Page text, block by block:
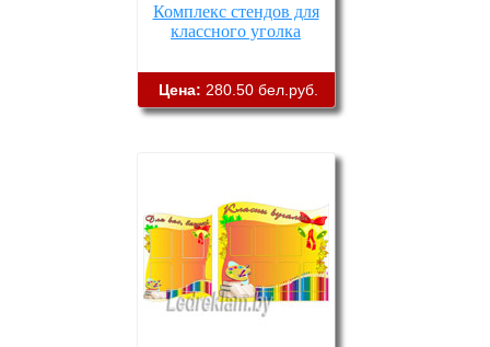
Комплекс стендов для
классного уголка
Цена: 280.50 бел.руб.